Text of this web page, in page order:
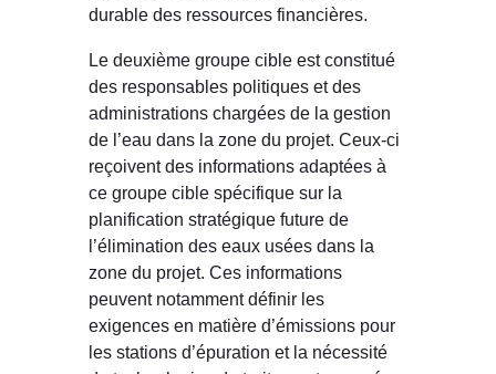
durable des ressources financières.
Le deuxième groupe cible est constitué
des responsables politiques et des
administrations chargées de la gestion
de l’eau dans la zone du projet. Ceux-ci
reçoivent des informations adaptées à
ce groupe cible spécifique sur la
planification stratégique future de
l’élimination des eaux usées dans la
zone du projet. Ces informations
peuvent notamment définir les
exigences en matière d’émissions pour
les stations d’épuration et la nécessité